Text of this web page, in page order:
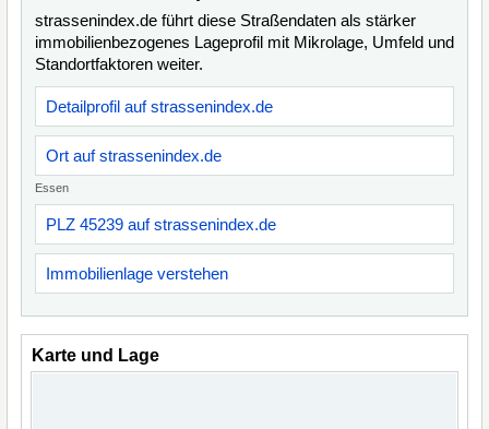
strassenindex.de führt diese Straßendaten als stärker
immobilienbezogenes Lageprofil mit Mikrolage, Umfeld und
Standortfaktoren weiter.
Detailprofil auf strassenindex.de
Ort auf strassenindex.de
Essen
PLZ 45239 auf strassenindex.de
Immobilienlage verstehen
Karte und Lage